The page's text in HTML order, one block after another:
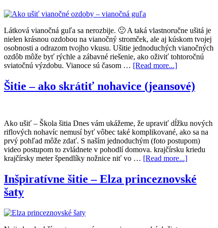
Látková vianočná guľa sa nerozbije. 🙂 A taká vlastnoručne ušitá je
nielen krásnou ozdobou na vianočný stromček, ale aj kúskom tvojej
osobnosti a odrazom tvojho vkusu. Ušitie jednoduchých vianočných
ozdôb môže byť rýchle a zábavné riešenie, ako oživiť tohtoročnú
sviatočnú výzdobu. Vianoce sú časom … [Read more...]
Šitie – ako skrátiť nohavice (jeansové)
Ako ušiť – Škola šitia Dnes vám ukážeme, že upraviť dĺžku nových
riflových nohavíc nemusí byť vôbec také komplikované, ako sa na
prvý pohľad môže zdať. S naším jednoduchým (foto postupom)
video postupom to zvládnete v pohodlí domova. krajčírsku kriedu
krajčírsky meter špendlíky nožnice niť vo … [Read more...]
Inšpiratívne šitie – Elza princeznovské
šaty